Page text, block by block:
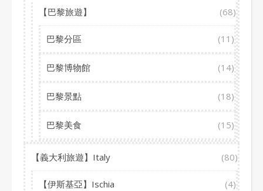
【巴黎旅遊】 (68)
巴黎分區 (11)
巴黎博物館 (14)
巴黎景點 (18)
巴黎美食 (15)
【義大利旅遊】Italy (80)
【伊斯基亞】Ischia (4)